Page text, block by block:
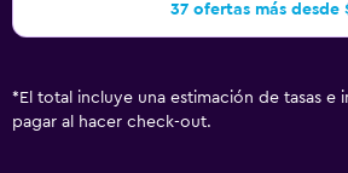
37 ofertas más desde
* El total incluye una estimación de tasas e
pagar al hacer check-out.